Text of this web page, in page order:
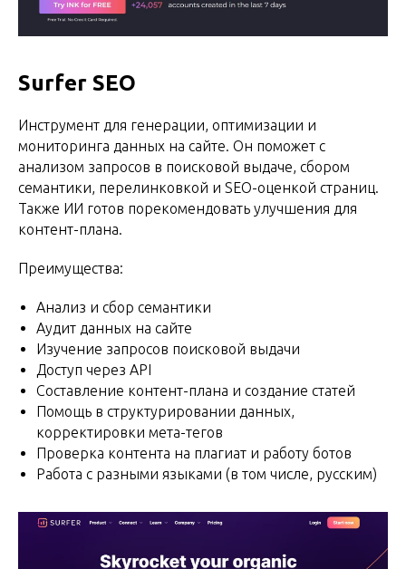
Surfer SEO
Инструмент для генерации, оптимизации и
мониторинга данных на сайте. Он поможет с
анализом запросов в поисковой выдаче, сбором
семантики, перелинковкой и SEO-оценкой страниц.
Также ИИ готов порекомендовать улучшения для
контент-плана.
Преимущества:
Анализ и сбор семантики
Аудит данных на сайте
Изучение запросов поисковой выдачи
Доступ через API
Составление контент-плана и создание статей
Помощь в структурировании данных,
корректировки мета-тегов
Проверка контента на плагиат и работу ботов
Работа с разными языками (в том числе, русским)